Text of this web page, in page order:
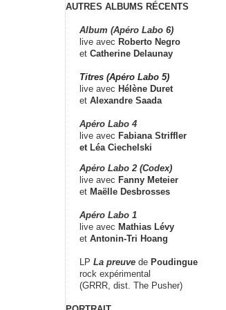
AUTRES ALBUMS RÉCENTS
Album (Apéro Labo 6)
live avec Roberto Negro
et Catherine Delaunay
Titres (Apéro Labo 5)
live avec Hélène Duret
et Alexandre Saada
Apéro Labo 4
live avec Fabiana Striffler
et Léa Ciechelski
Apéro Labo 2 (Codex)
live avec Fanny Meteier
et Maëlle Desbrosses
Apéro Labo 1
live avec Mathias Lévy
et Antonin-Tri Hoang
LP La preuve de Poudingue
rock expérimental
(GRRR, dist. The Pusher)